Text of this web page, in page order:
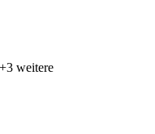
weitere